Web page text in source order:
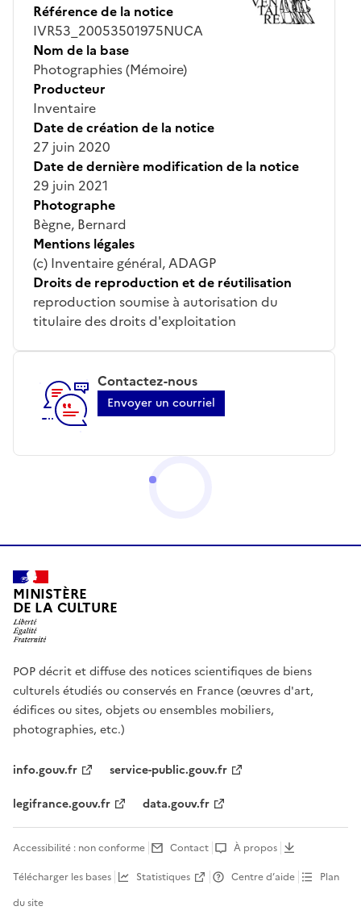
Référence de la notice
IVR53_20053501975NUCA
Nom de la base
Photographies (Mémoire)
Producteur
Inventaire
Date de création de la notice
27 juin 2020
Date de dernière modification de la notice
29 juin 2021
Photographe
Bègne, Bernard
Mentions légales
(c) Inventaire général, ADAGP
Droits de reproduction et de réutilisation
reproduction soumise à autorisation du
titulaire des droits d'exploitation
Contactez-nous
Envoyer un courriel
MINISTÈRE
DE LA CULTURE
POP décrit et diffuse des notices scientifiques de biens
culturels étudiés ou conservés en France (œuvres d'art,
édifices ou sites, objets ou ensembles mobiliers,
photographies, etc.)
info.gouv.fr
service-public.gouv.fr
legifrance.gouv.fr
data.gouv.fr
Accessibilité : non conforme Contact
À propos
Télécharger les bases
Statistiques Centre d’aide
Plan
du site